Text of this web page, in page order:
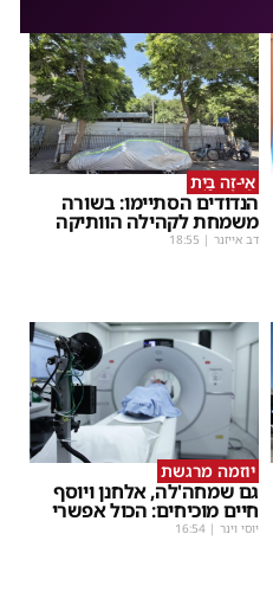
אֵי-זֶה בַּיִת
הנדודים הסתיימו: בשורה
משמחת לקהילה הוותיקה
דב אייזנר |
18:55
יוזמה מרגשת
גם שמחה'לה, אלחנן ויוסף
חיים מוכיחים: הכול אפשרי
יוסי וינר |
16:54